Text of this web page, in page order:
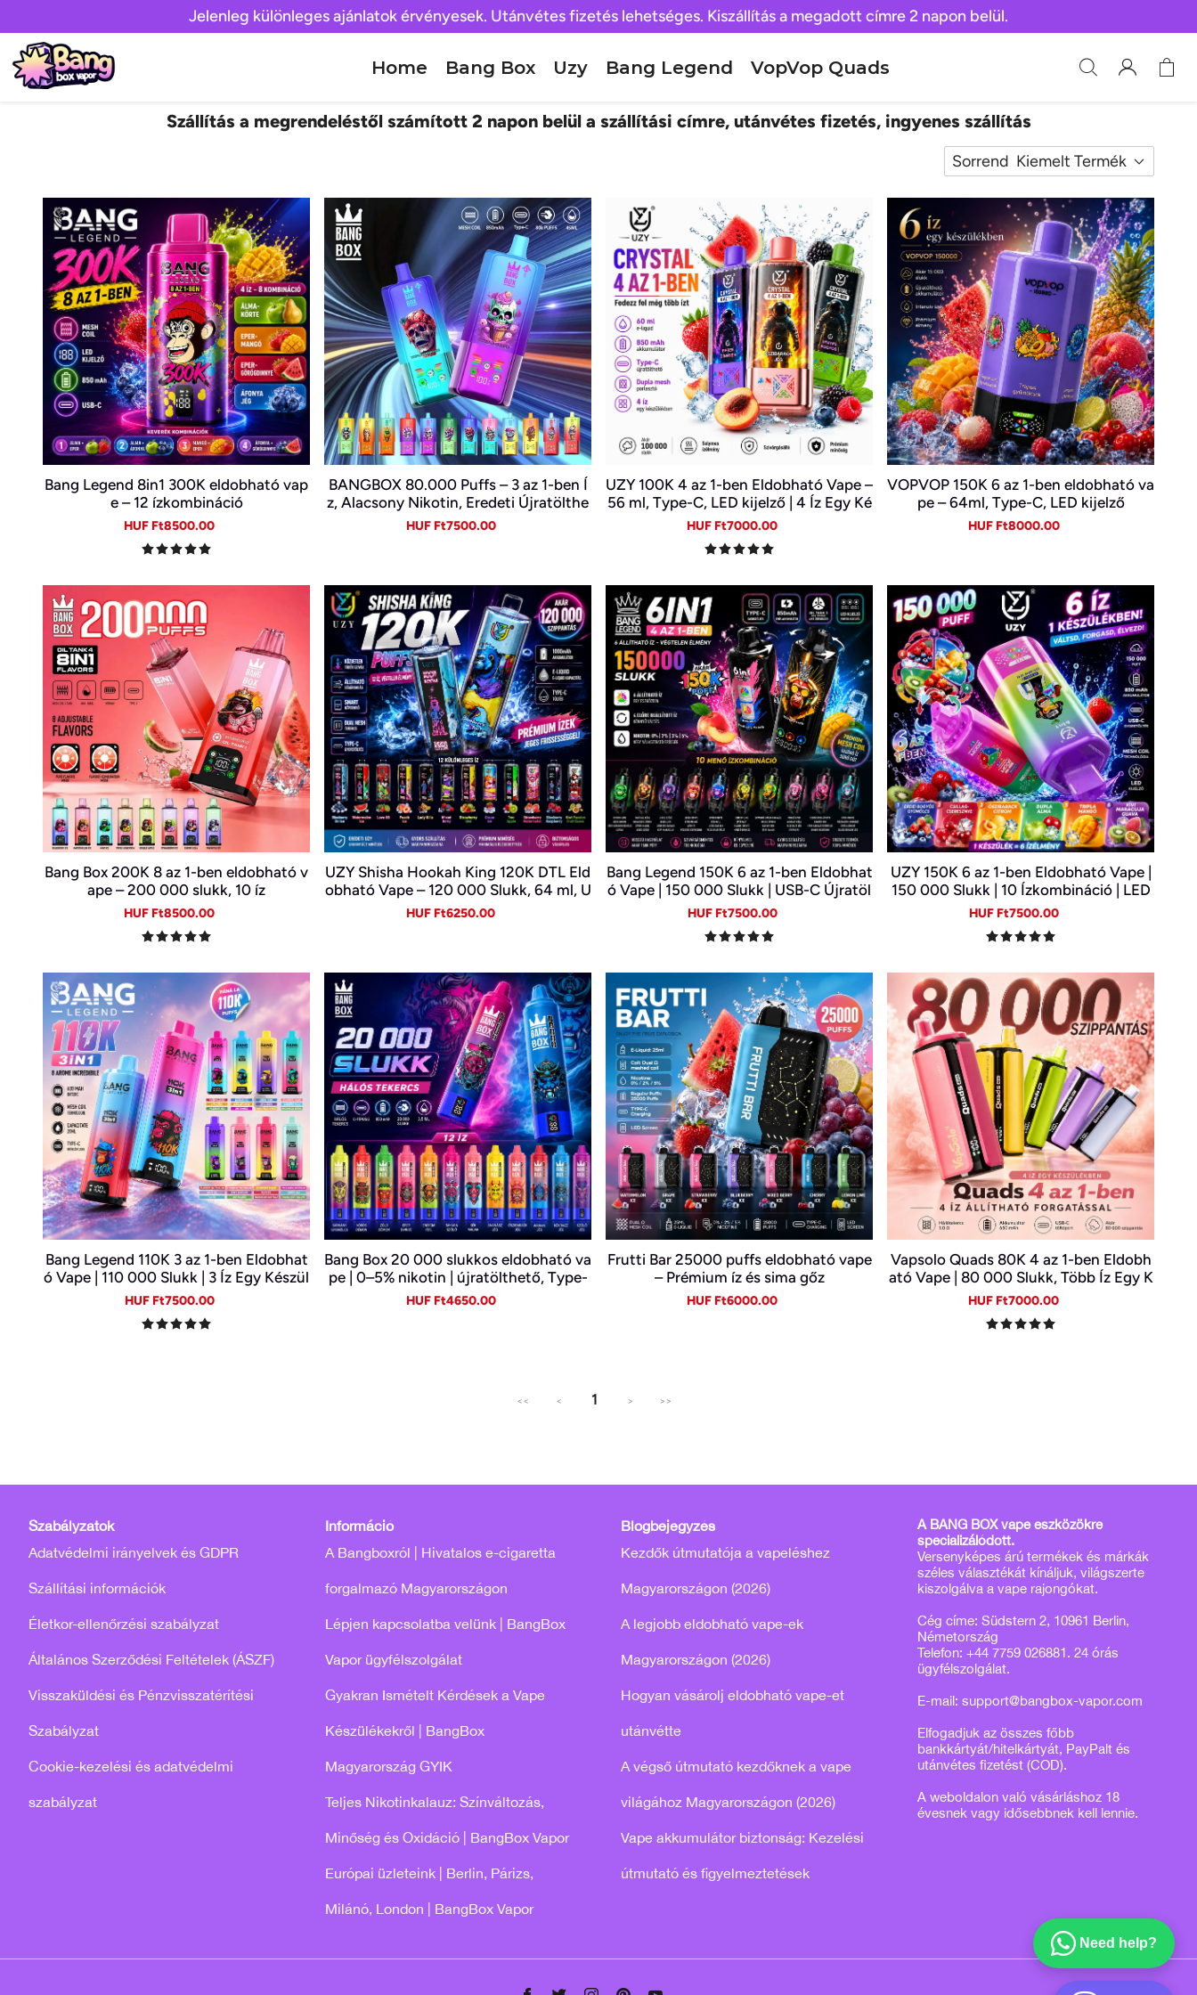
Jelenleg különleges ajánlatok érvényesek. Utánvétes fizetés lehetséges. Kiszállítás a megadott címre 2 napon belül.
Home Bang Box Uzy Bang Legend VopVop Quads
Szállítás a megrendeléstől számított 2 napon belül a szállítási címre, utánvétes fizetés, ingyenes szállítás
Sorrend Kiemelt Termék
Bang Legend 8in1 300K eldobható vap
e – 12 ízkombináció
Sale
HUF Ft8500.00
BANGBOX 80.000 Puffs – 3 az 1-ben Í
z, Alacsony Nikotin, Eredeti Újratölthe
tő Eldobható Vape Nagykereskedelem
Sale
HUF Ft7500.00
UZY 100K 4 az 1-ben Eldobható Vape –
56 ml, Type-C, LED kijelző | 4 Íz Egy Ké
szülékben
Sale
HUF Ft7000.00
VOPVOP 150K 6 az 1-ben eldobható va
pe – 64ml, Type-C, LED kijelző
Sale
HUF Ft8000.00
Bang Box 200K 8 az 1-ben eldobható v
ape – 200 000 slukk, 10 íz
Sale
HUF Ft8500.00
UZY Shisha Hookah King 120K DTL Eld
obható Vape – 120 000 Slukk, 64 ml, U
SB-C és LED kijelző
Sale
HUF Ft6250.00
Bang Legend 150K 6 az 1-ben Eldobhat
ó Vape | 150 000 Slukk | USB-C Újratöl
thető E-cigi | 6 Íz Egy Készülékben
Sale
HUF Ft7500.00
UZY 150K 6 az 1-ben Eldobható Vape |
150 000 Slukk | 10 Ízkombináció | LED
Kijelző | Type-C Újratölthető E-cigi
Sale
HUF Ft7500.00
Bang Legend 110K 3 az 1-ben Eldobhat
ó Vape | 110 000 Slukk | 3 Íz Egy Készül
ékben | Digitális Kijelző | Type-C
Sale
HUF Ft7500.00
Bang Box 20 000 slukkos eldobható va
pe | 0–5% nikotin | újratölthető, Type-
C
Sale
HUF Ft4650.00
Frutti Bar 25000 puffs eldobható vape
– Prémium íz és sima gőz
Sale
HUF Ft6000.00
Vapsolo Quads 80K 4 az 1-ben Eldobh
ató Vape | 80 000 Slukk, Több Íz Egy K
észülékben
Sale
HUF Ft7000.00
<< < 1 > >>
Szabályzatok
Adatvédelmi irányelvek és GDPR
Szállítási információk
Életkor-ellenőrzési szabályzat
Általános Szerződési Feltételek (ÁSZF)
Visszaküldési és Pénzvisszatérítési
Szabályzat
Cookie-kezelési és adatvédelmi
szabályzat
Információ
A Bangboxról | Hivatalos e-cigaretta
forgalmazó Magyarországon
Lépjen kapcsolatba velünk | BangBox
Vapor ügyfélszolgálat
Gyakran Ismételt Kérdések a Vape
Készülékekről | BangBox
Magyarország GYIK
Teljes Nikotinkalauz: Színváltozás,
Minőség és Oxidáció | BangBox Vapor
Európai üzleteink | Berlin, Párizs,
Milánó, London | BangBox Vapor
Blogbejegyzés
Kezdők útmutatója a vapeléshez
Magyarországon (2026)
A legjobb eldobható vape-ek
Magyarországon (2026)
Hogyan vásárolj eldobható vape-et
utánvétte
A végső útmutató kezdőknek a vape
világához Magyarországon (2026)
Vape akkumulátor biztonság: Kezelési
útmutató és figyelmeztetések
A BANG BOX vape eszközökre
specializálódott.
Versenyképes árú termékek és márkák
széles választékát kínáljuk, világszerte
kiszolgálva a vape rajongókat.
Cég címe: Südstern 2, 10961 Berlin,
Németország
Telefon: +44 7759 026881. 24 órás
ügyfélszolgálat.
E-mail: support@bangbox-vapor.com
Elfogadjuk az összes főbb
bankkártyát/hitelkártyát, PayPalt és
utánvétes fizetést (COD).
A weboldalon való vásárláshoz 18
évesnek vagy idősebbnek kell lennie.
Need help?